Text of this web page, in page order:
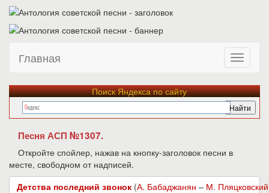
Главная
Поиск Яндекса по сайту
Песня АСП №1307.
Откройте спойлер, нажав на кнопку-заголовок песни в
месте, свободном от надписей.
Детства последний звонок (А. Бабаджанян – М. Пляцковский